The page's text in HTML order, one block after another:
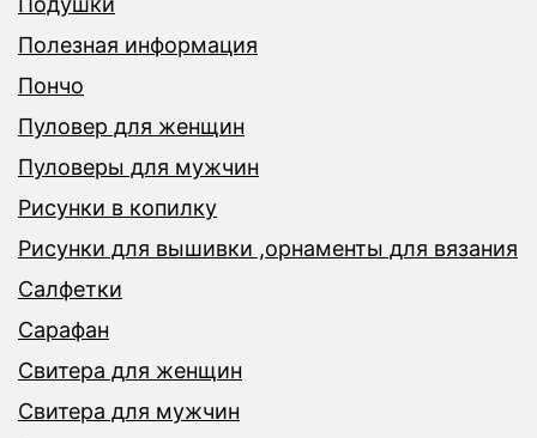
Полезная информация
Пончо
Пуловер для женщин
Пуловеры для мужчин
Рисунки в копилку
Рисунки для вышивки ,орнаменты для вязания
Салфетки
Сарафан
Свитера для женщин
Свитера для мужчин